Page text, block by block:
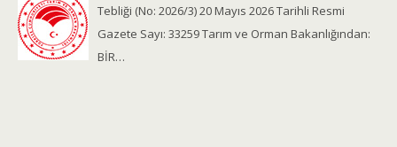
Tebliği (No: 2026/3) 20 Mayıs 2026 Tarihli Resmi
Gazete Sayı: 33259 Tarım ve Orman Bakanlığından:
BİR…